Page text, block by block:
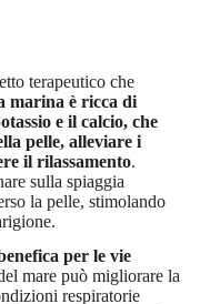
terapeutico che
marina è ricca di
e il calcio, che
pelle, alleviare i
il rilassamento.
sulla spiaggia
la pelle, stimolando
per le vie
mare può migliorare la
respiratorie